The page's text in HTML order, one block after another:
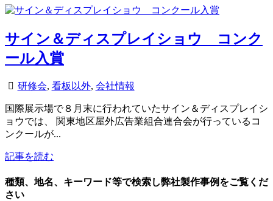
サイン＆ディスプレイショウ コンク
ール入賞
研修会, 看板以外, 会社情報
国際展示場で８月末に行われていたサイン＆ディスプレイシ
ョウでは、 関東地区屋外広告業組合連合会が行っているコ
ンクールが...
記事を読む
種類、地名、キーワード等で検索し弊社製作事例をご覧くだ
さい